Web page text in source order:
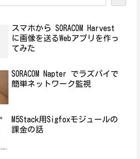
スマホから SORACOM Harvest
に画像を送るWebアプリを作っ
てみた
SORACOM Napter でラズパイで
簡単ネットワーク監視
M5Stack用Sigfoxモジュールの
課金の話